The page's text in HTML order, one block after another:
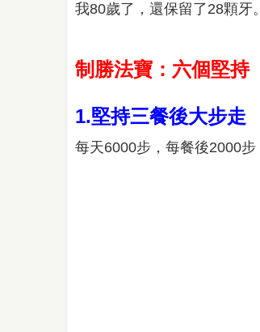
我80歲了，還保留了28顆牙
制勝法寶：六個堅持
1.堅持三餐後大步走
每天6000步，每餐後2000步